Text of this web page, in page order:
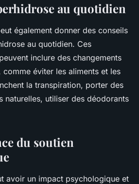
au quotidien
également donner des conseils
au quotidien. Ces
inclure des changements
éviter les aliments et les
la transpiration, porter des
naturelles, utiliser des déodorants
du soutien
avoir un impact psychologique et